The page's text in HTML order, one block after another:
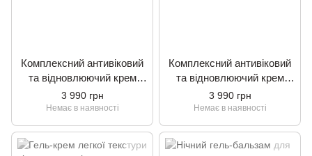
Комплексний антивіковий
та відновлюючий крем
легкої текстури Apivita.
Queen Bee, 50 мл.
3 990 грн
Немає в наявності
Комплексний антивіковий
та відновлюючий крем
насиченої текстури Apivita.
Queen Bee, 50 мл.
3 990 грн
Немає в наявності